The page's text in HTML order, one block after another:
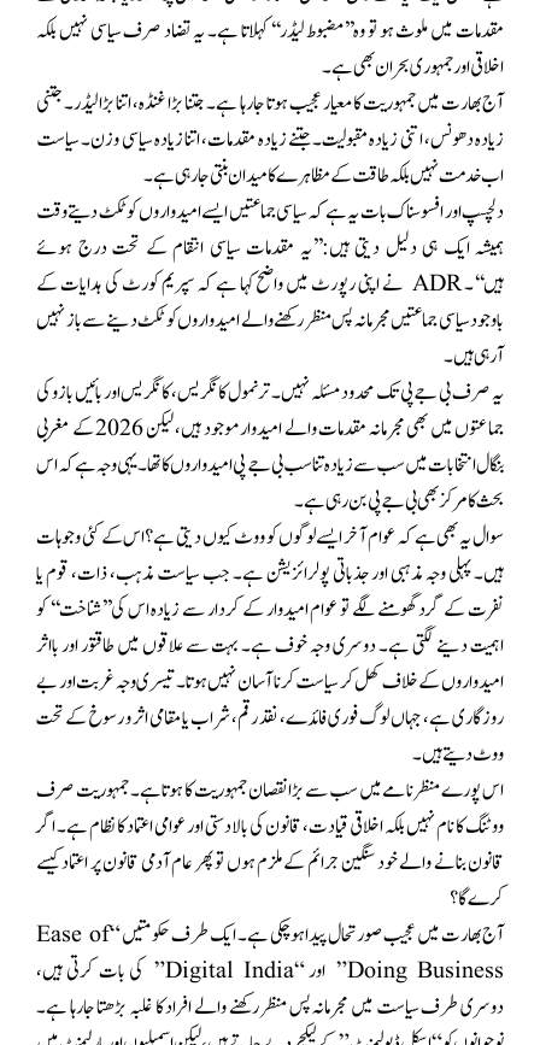
مقدمات میں ملوث ہو تو وہ’’مضبوط لیڈر‘‘ کہلاتا ہے۔ یہ تضاد صرف سیاسی نہیں بلکہ
اخلاقی اور جمہوری بحران بھی ہے۔
آج بھارت میں جمہوریت کا معیار عجیب ہوتا جارہا ہے۔ جتنا بڑا غنڈہ، اتنا بڑا لیڈر۔ جتنی
زیادہ دھونس، اتنی زیادہ مقبولیت۔ جتنے زیادہ مقدمات، اتنا زیادہ سیاسی وزن۔ سیاست
اب خدمت نہیں بلکہ طاقت کے مظاہرے کا میدان بنتی جارہی ہے۔
دلچسپ اور افسوسناک بات یہ ہے کہ سیاسی جماعتیں ایسے امیدواروں کو ٹکٹ دیتے وقت
ہمیشہ ایک ہی دلیل دیتی ہیں:’’یہ مقدمات سیاسی انتقام کے تحت درج ہوئے
ہیں‘‘۔ ADR نے اپنی رپورٹ میں واضح کہا ہے کہ سپریم کورٹ کی ہدایات کے
باوجود سیاسی جماعتیں مجرمانہ پس منظر رکھنے والے امیدواروں کو ٹکٹ دینے سے باز نہیں
آرہی ہیں۔
یہ صرف بی جے پی تک محدود مسئلہ نہیں۔ ترنمول کانگریس، کانگریس اور بائیں بازو کی
جماعتوں میں بھی مجرمانہ مقدمات والے امیدوار موجود ہیں، لیکن 2026 کے مغربی
بنگال انتخابات میں سب سے زیادہ تناسب بی جے پی امیدواروں کا تھا۔ یہی وجہ ہے کہ اس
بحث کا مرکز بھی بی جے پی بن رہی ہے۔
سوال یہ بھی ہے کہ عوام آخر ایسے لوگوں کو ووٹ کیوں دیتی ہے؟اس کے کئی وجوہات
ہیں۔ پہلی وجہ مذہبی اور جذباتی پولرائزیشن ہے۔ جب سیاست مذہب، ذات، قوم یا
نفرت کے گرد گھومنے لگے تو عوام امیدوار کے کردار سے زیادہ اس کی’’شناخت‘‘ کو
اہمیت دینے لگتی ہے۔ دوسری وجہ خوف ہے۔ بہت سے علاقوں میں طاقتور اور بااثر
امیدواروں کے خلاف کھل کر سیاست کرنا آسان نہیں ہوتا۔ تیسری وجہ غربت اور بے
روزگاری ہے، جہاں لوگ فوری فائدے، نقد رقم، شراب یا مقامی اثر و رسوخ کے تحت
ووٹ دیتے ہیں۔
اس پورے منظرنامے میں سب سے بڑا نقصان جمہوریت کا ہوتا ہے۔ جمہوریت صرف
ووٹنگ کا نام نہیں بلکہ اخلاقی قیادت، قانون کی بالادستی اور عوامی اعتماد کا نظام ہے۔ اگر
قانون بنانے والے خود سنگین جرائم کے ملزم ہوں تو پھر عام آدمی قانون پر اعتماد کیسے
کرے گا؟
آج بھارت میں عجیب صورتحال پیدا ہوچکی ہے۔ ایک طرف حکومتیں “Ease of
Doing Business” اور “Digital India” کی بات کرتی ہیں،
دوسری طرف سیاست میں مجرمانہ پس منظر رکھنے والے افراد کا غلبہ بڑھتا جارہا ہے۔